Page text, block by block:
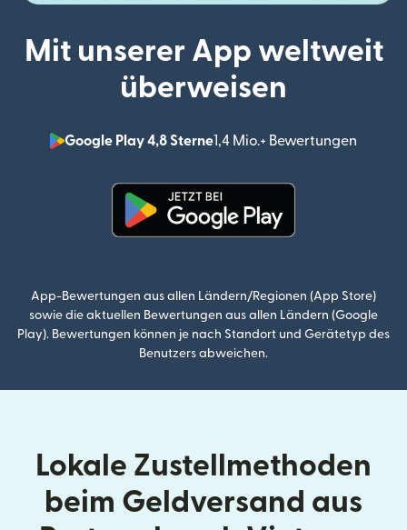
Mit unserer App weltweit
überweisen
Google Play 4,8 Sterne1,4 Mio.+ Bewertungen
App-Bewertungen aus allen Ländern/Regionen (App Store)
sowie die aktuellen Bewertungen aus allen Ländern (Google
Play). Bewertungen können je nach Standort und Gerätetyp des
Benutzers abweichen.
Lokale Zustellmethoden
beim Geldversand aus